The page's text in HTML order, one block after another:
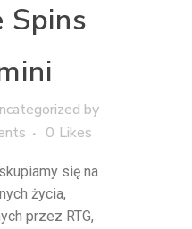
Spins
by
0 Likes
się na
życia,
przez RTG,